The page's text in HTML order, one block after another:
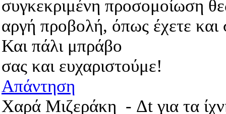
συγκεκριμένη προσομοίωση
αργή προβολή, όπως έχετε και
Και πάλι μπράβο
σας και ευχαριστούμε!
Απάντηση
Χαρά Μιζεράκη - Δt για τα